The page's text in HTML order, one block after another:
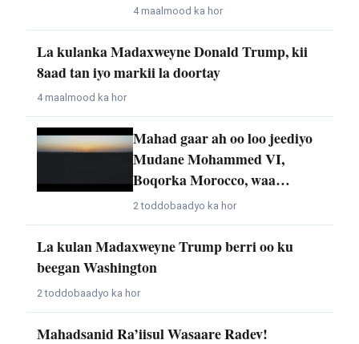
4 maalmood ka hor
La kulanka Madaxweyne Donald Trump, kii
8aad tan iyo markii la doortay
4 maalmood ka hor
Mahad gaar ah oo loo jeediyo
Mudane Mohammed VI,
Boqorka Morocco, waa…
2 toddobaadyo ka hor
La kulan Madaxweyne Trump berri oo ku
beegan Washington
2 toddobaadyo ka hor
Mahadsanid Ra’iisul Wasaare Radev!